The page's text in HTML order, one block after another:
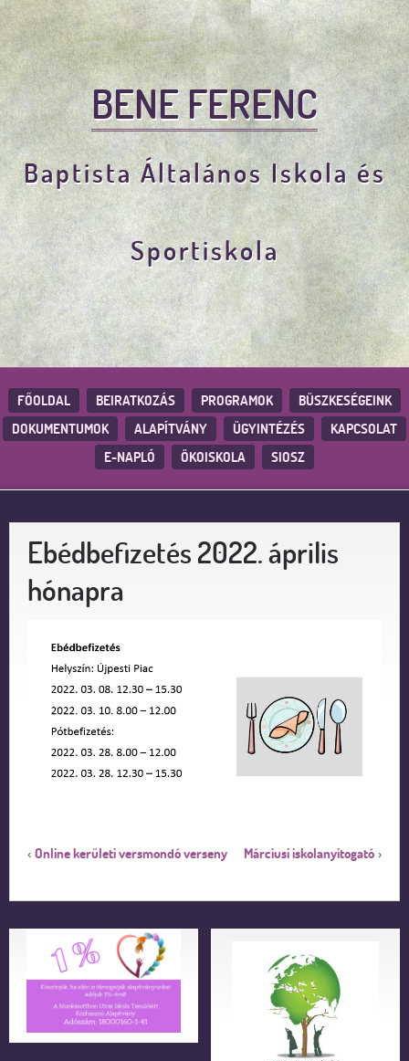
BENE FERENC
Baptista Általános Iskola és
Sportiskola
FŐOLDAL BEIRATKOZÁS PROGRAMOK
BÜSZKESÉGEINK
DOKUMENTUMOK
ALAPÍTVÁNY ÜGYINTÉZÉS
KAPCSOLAT
E-NAPLÓ
ÖKOISKOLA SIOSZ
Ebédbefizetés 2022. április
hónapra
‹ Online kerületi versmondó verseny Márciusi iskolanyitogató ›